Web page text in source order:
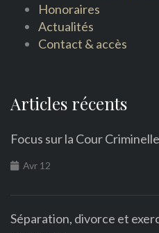
Honoraires
Actualités
Contact & accès
Articles récents
Focus sur la Cour
Avr 12
Séparation, divorce et